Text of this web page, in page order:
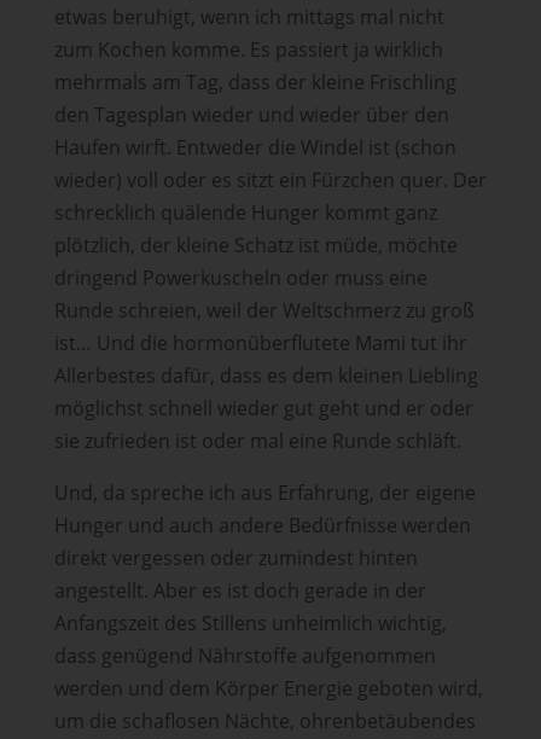
etwas beruhigt, wenn ich mittags mal nicht
zum Kochen komme. Es passiert ja wirklich
mehrmals am Tag, dass der kleine Frischling
den Tagesplan wieder und wieder über den
Haufen wirft. Entweder die Windel ist (schon
wieder) voll oder es sitzt ein Fürzchen quer. Der
schrecklich quälende Hunger kommt ganz
plötzlich, der kleine Schatz ist müde, möchte
dringend Powerkuscheln oder muss eine
Runde schreien, weil der Weltschmerz zu groß
ist… Und die hormonüberflutete Mami tut ihr
Allerbestes dafür, dass es dem kleinen Liebling
möglichst schnell wieder gut geht und er oder
sie zufrieden ist oder mal eine Runde schläft.
Und, da spreche ich aus Erfahrung, der eigene
Hunger und auch andere Bedürfnisse werden
direkt vergessen oder zumindest hinten
angestellt. Aber es ist doch gerade in der
Anfangszeit des Stillens unheimlich wichtig,
dass genügend Nährstoffe aufgenommen
werden und dem Körper Energie geboten wird,
um die schaflosen Nächte, ohrenbetäubendes